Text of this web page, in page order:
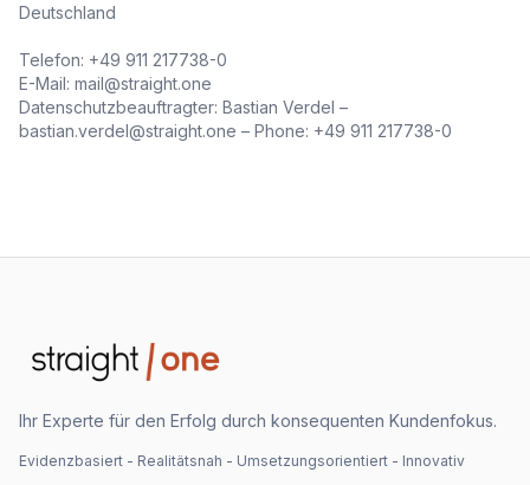
Deutschland
Telefon: +49 911 217738-0
E-Mail: mail@straight.one
Datenschutzbeauftragter: Bastian Verdel –
bastian.verdel@straight.one – Phone: +49 911 217738-0
Ihr Experte für den Erfolg durch konsequenten Kundenfokus.
Evidenzbasiert - Realitätsnah - Umsetzungsorientiert - Innovativ